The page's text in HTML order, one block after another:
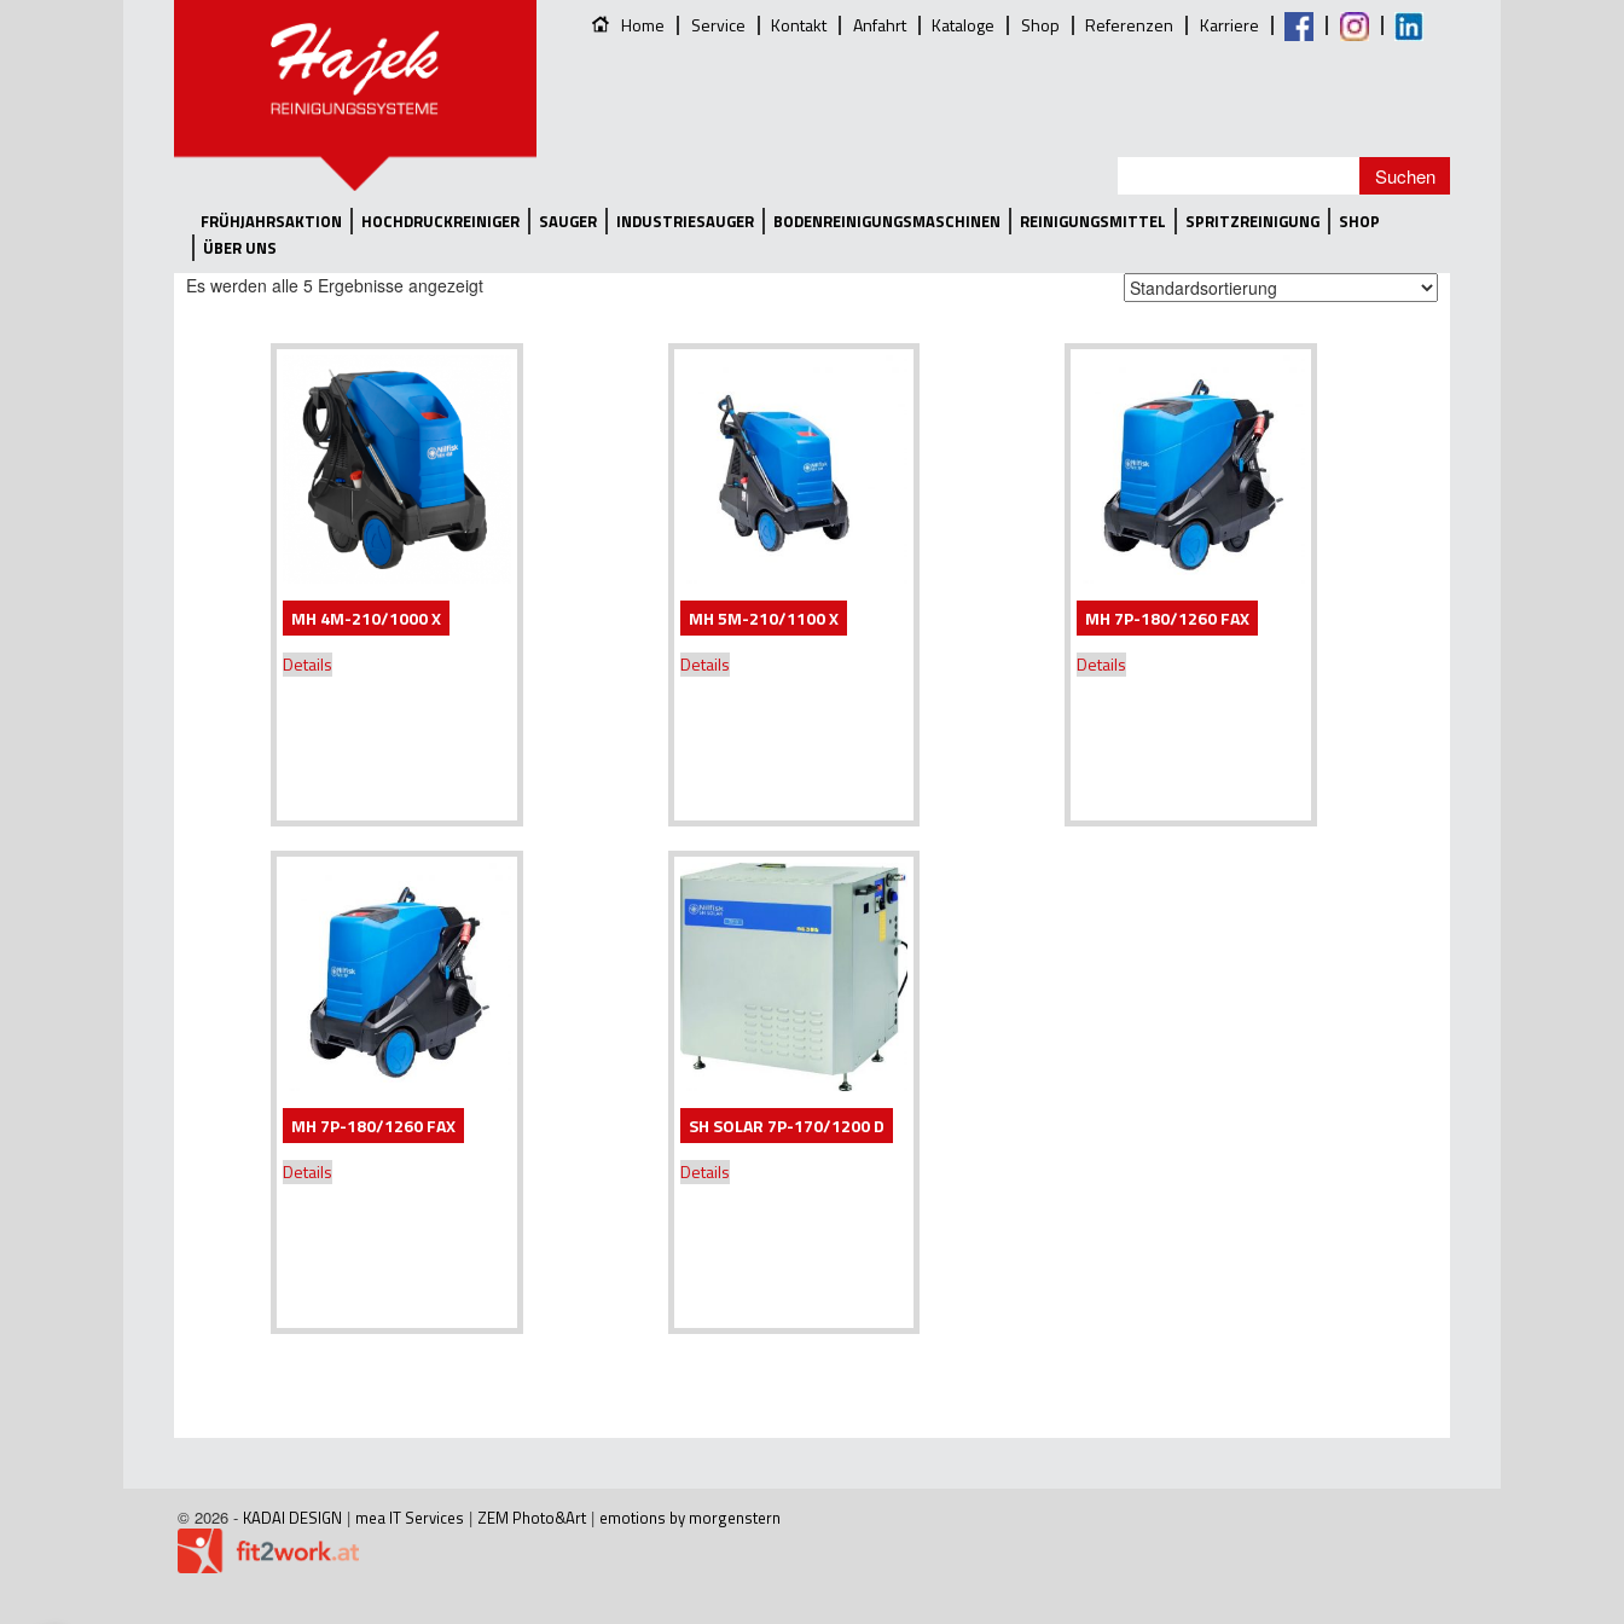
Home Service Kontakt Anfahrt Kataloge Shop Referenzen Karriere
FRÜHJAHRSAKTION HOCHDRUCKREINIGER SAUGER INDUSTRIESAUGER BODENREINIGUNGSMASCHINEN REINIGUNGSMITTEL SPRITZREINIGUNG
SHOP
ÜBER UNS
Es werden alle 5 Ergebnisse angezeigt
MH 4M-210/1000 X
Details
MH 5M-210/1100 X
Details
MH 7P-180/1260 FAX
Details
MH 7P-180/1260 FAX
Details
SH SOLAR 7P-170/1200 D
Details
© 2026 - KADAI DESIGN | mea IT Services | ZEM Photo&Art | emotions by morgenstern